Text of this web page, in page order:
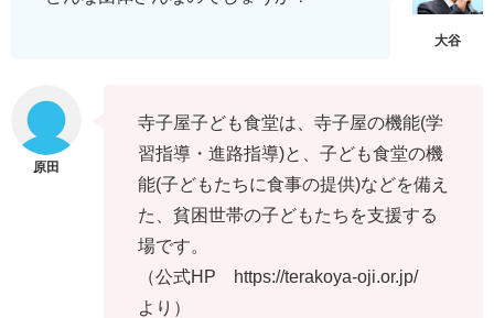
寺子屋子ども食堂は、寺子屋の機能(学
習指導・進路指導)と、子ども食堂の機
能(子どもたちに食事の提供)などを備え
た、貧困世帯の子どもたちを支援する
場です。
（公式HP https://terakoya-oji.or.jp/
より）